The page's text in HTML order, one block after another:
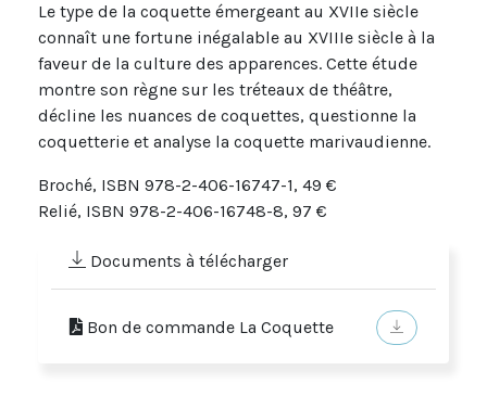
Le type de la coquette émergeant au XVIIe siècle
connaît une fortune inégalable au XVIIIe siècle à la
faveur de la culture des apparences. Cette étude
montre son règne sur les tréteaux de théâtre,
décline les nuances de coquettes, questionne la
coquetterie et analyse la coquette marivaudienne.
Broché, ISBN 978-2-406-16747-1, 49 €
Relié, ISBN 978-2-406-16748-8, 97 €
Documents à télécharger
Bon de commande La Coquette